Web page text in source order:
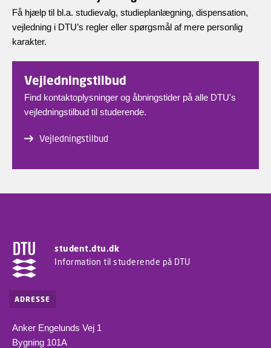
Få hjælp til bl.a. studievalg, studieplanlægning, dispensation,
vejledning i DTU’s regler eller spørgsmål af mere personlig
karakter.
Vejledningstilbud
Find kontaktoplysninger og åbningstider på alle DTU's
vejledningstilbud til studerende.
Vejledningstilbud
student.dtu.dk
Information til studerende på DTU
ADRESSE
Anker Engelunds Vej 1
Bygning 101A